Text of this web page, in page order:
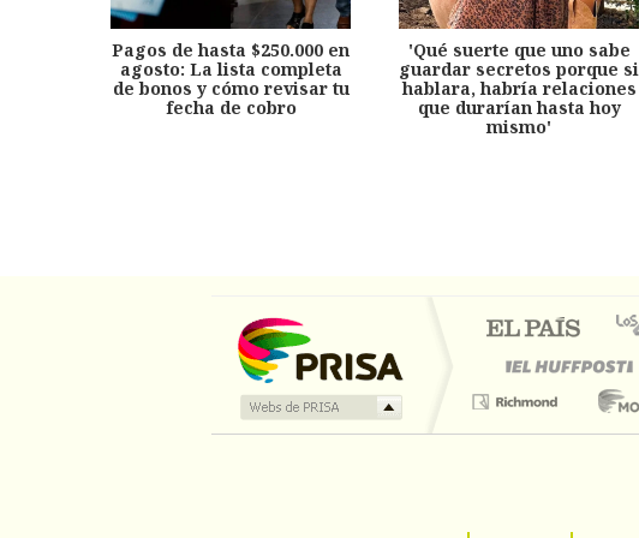
Pagos de hasta $250.000 en
agosto: La lista completa
de bonos y cómo revisar tu
fecha de cobro
'Qué suerte que uno sabe
guardar secretos porque si
hablara, habría relaciones
que durarían hasta hoy
mismo'